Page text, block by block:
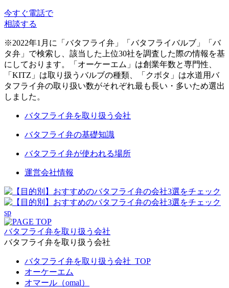
今すぐ電話で
相談する
※2022年1月に「バタフライ弁」「バタフライバルブ」「バ
タ弁」で検索し、該当した上位30社を調査した際の情報を基
にしております。「オーケーエム」は創業年数と専門性、
「KITZ」は取り扱うバルブの種類、「クボタ」は水道用バ
タフライ弁の取り扱い数がそれぞれ最も長い・多いため選出
しました。
バタフライ弁を取り扱う会社
バタフライ弁の基礎知識
バタフライ弁が使われる場所
運営会社情報
バタフライ弁を取り扱う会社
バタフライ弁を取り扱う会社
バタフライ弁を取り扱う会社_TOP
オーケーエム
オマール（omal）